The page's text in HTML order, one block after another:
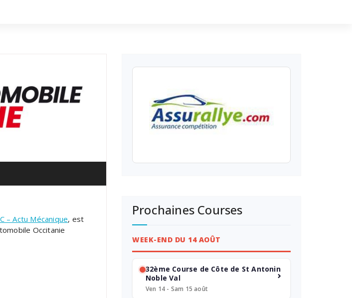
– Actu Mécanique, est
Occitanie
Prochaines Courses
WEEK-END DU 14 AOÛT
32ème Course de Côte de St Antonin
Noble Val
Ven 14 - Sam 15 août